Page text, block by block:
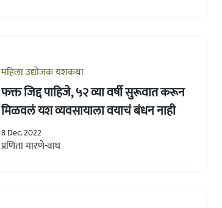
महिला उद्योजक यशकथा
फक्त जिद्द पाहिजे, ५२ व्या वर्षी सुरूवात करून
मिळवलं यश व्यवसायाला वयाचं बंधन नाही
8 Dec. 2022
प्रणिता मारणे-वाघ